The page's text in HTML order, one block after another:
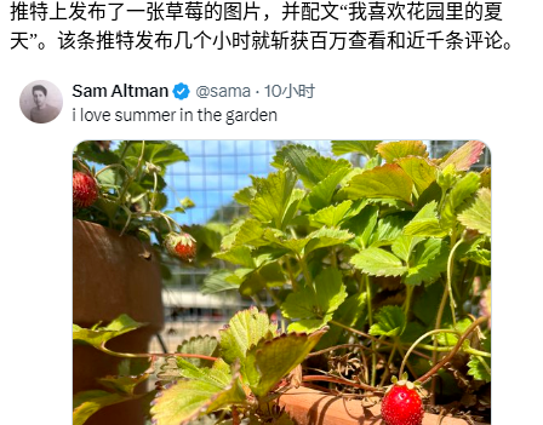
推特上发布了一张草莓的图片，并配文“我喜欢花园里的夏
天”。该条推特发布几个小时就斩获百万查看和近千条评论。